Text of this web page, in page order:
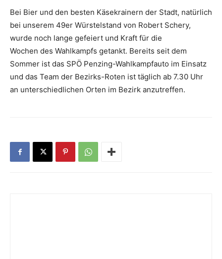
Bei Bier und den besten ­Käsekrainern der Stadt, ­natürlich
bei unserem 49er Würstelstand von Robert Schery,
wurde noch lange ­gefeiert und Kraft für die
Wochen des Wahlkampfs getankt. Bereits seit dem
Sommer ist das SPÖ Penzing-Wahlkampfauto im Einsatz
und das Team der Bezirks-Roten ist täglich ab 7.30 Uhr
an unterschiedlichen Orten im ­Bezirk anzutreffen.